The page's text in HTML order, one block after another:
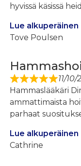
hyvissä käsissä
Lue alkuperäinen
Tove Poulsen
11/10/
Hammaslääkäri
ammattimaista
parhaat
Lue alkuperäinen
Cathrine